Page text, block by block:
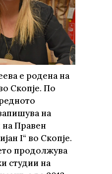
е родена на
Скопје. По
на
Правен
I“ во Скопје.
продолжува
студии на